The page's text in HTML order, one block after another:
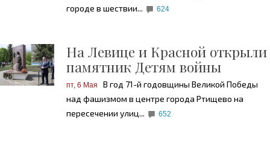
городе в шествии...
624
На Левице и Красной открыли
памятник Детям войны
пт, 6 Мая
В год 71-й годовщины Великой Победы
над фашизмом в центре города Ртищево на
пересечении улиц...
652